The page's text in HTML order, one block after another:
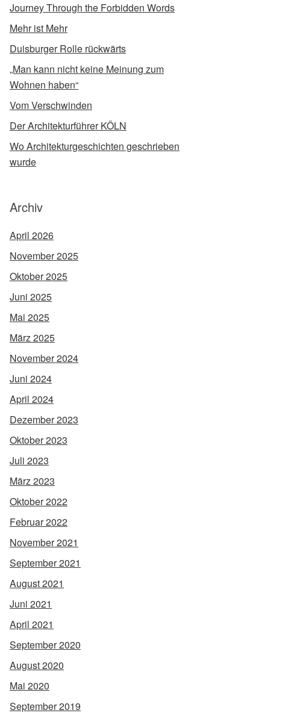
Journey Through the Forbidden Words
Mehr ist Mehr
Duisburger Rolle rückwärts
„Man kann nicht keine Meinung zum
Wohnen haben“
Vom Verschwinden
Der Architekturführer KÖLN
Wo Architekturgeschichten geschrieben
wurde
Archiv
April 2026
November 2025
Oktober 2025
Juni 2025
Mai 2025
März 2025
November 2024
Juni 2024
April 2024
Dezember 2023
Oktober 2023
Juli 2023
März 2023
Oktober 2022
Februar 2022
November 2021
September 2021
August 2021
Juni 2021
April 2021
September 2020
August 2020
Mai 2020
September 2019